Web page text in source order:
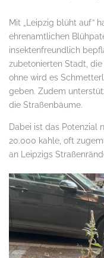
Mit „Leipzig blüht auf”
ehrenamtlichen
insektenfreundlich
zubetonierten Stadt,
ohne wird es
geben. Zudem
die Straßenbäume.
Dabei ist das Potenzial
20.000 kahle, oft
an Leipzigs